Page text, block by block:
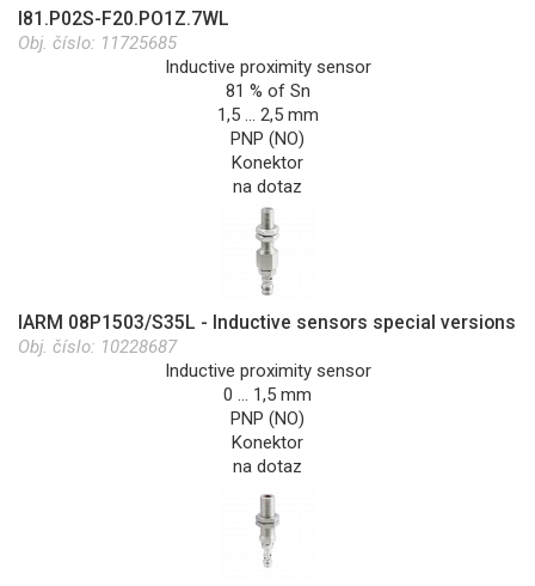
I81.P02S-F20.PO1Z.7WL
Obj. číslo: 11725685
Inductive proximity sensor
81 % of Sn
1,5 … 2,5 mm
PNP (NO)
Konektor
na dotaz
IARM 08P1503/S35L - Inductive sensors special versions
Obj. číslo: 10228687
Inductive proximity sensor
0 … 1,5 mm
PNP (NO)
Konektor
na dotaz